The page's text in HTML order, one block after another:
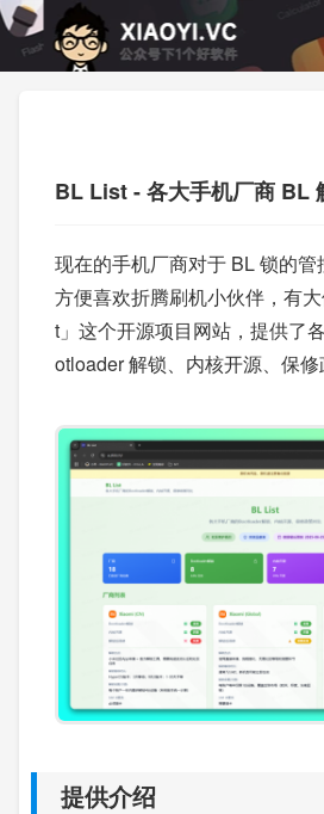
BL List - 各大手机厂商 BL
现在的手机厂商对于 BL 锁的
方便喜欢折腾刷机小伙伴，有
t」这个开源项目网站，提供了
otloader 解锁、内核开源、保修
提供介绍